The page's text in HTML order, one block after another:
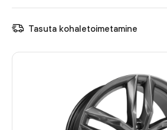
Tasuta kohaletoimetamine